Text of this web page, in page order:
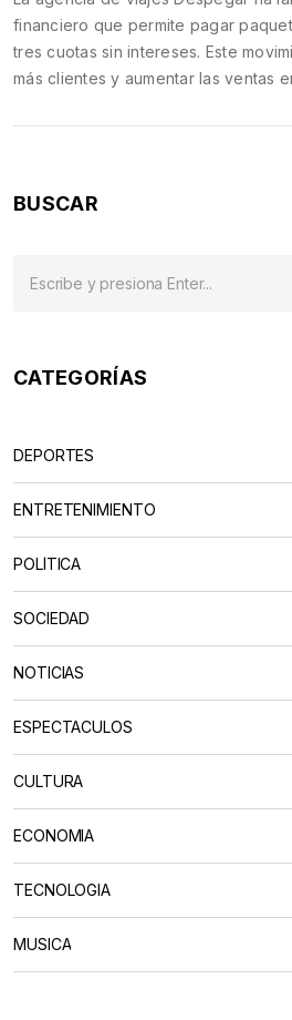
financiero que permite pagar
tres cuotas sin intereses. Este
más clientes y aumentar las ventas
viajes más accesibles y estimular la
BUSCAR
CATEGORÍAS
DEPORTES
ENTRETENIMIENTO
POLÍTICA
SOCIEDAD
NOTICIAS
ESPECTACULOS
CULTURA
ECONOMIA
TECNOLOGIA
MUSICA